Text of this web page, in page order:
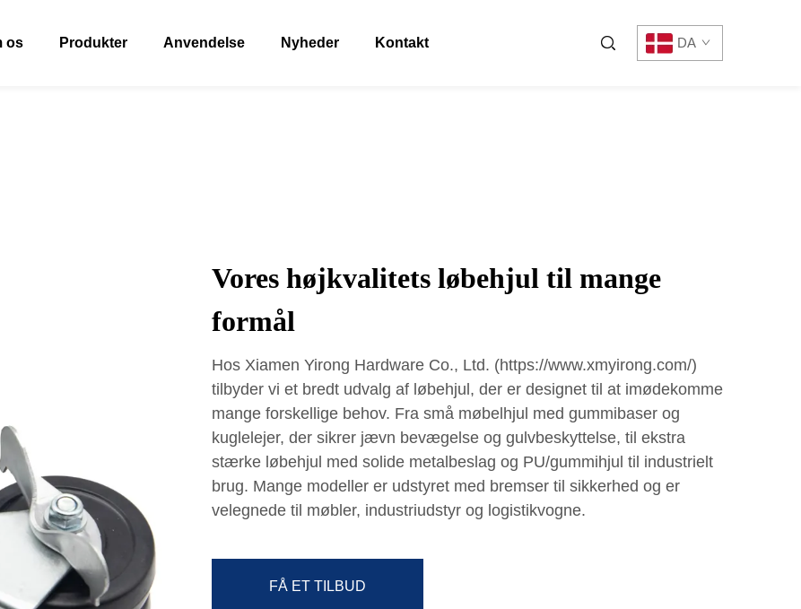
os Produkter Anvendelse Nyheder Kontakt DA
Vores højkvalitets løbehjul til mange
formål
Hos Xiamen Yirong Hardware Co., Ltd. (https://www.xmyirong.com/)
tilbyder vi et bredt udvalg af løbehjul, der er designet til at imødekomme
mange forskellige behov. Fra små møbelhjul med gummibaser og
kuglelejer, der sikrer jævn bevægelse og gulvbeskyttelse, til ekstra
stærke løbehjul med solide metalbeslag og PU/gummihjul til industrielt
brug. Mange modeller er udstyret med bremser til sikkerhed og er
velegnede til møbler, industriudstyr og logistikvogne.
FÅ ET TILBUD